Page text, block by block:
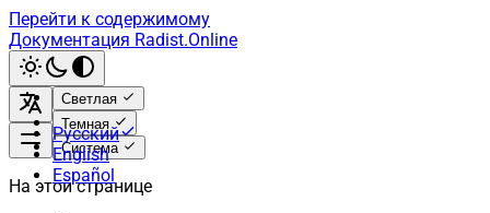
Перейти к содержимому
Документация Radist.Online
Светлая
Темная
Система
Русский
English
Español
На этой странице